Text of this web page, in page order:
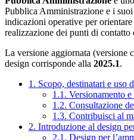
Pubblica Amministrazione e i
indicazioni operative per
realizzazione dei punti di
La versione aggiornata (versione
design corrisponde alla 2025.1.
1. Scopo, destinatari e uso
1.1. Versionamento
1.2. Consultazione
1.3. Contribuisci al
2. Introduzione al design
2.1. Design per